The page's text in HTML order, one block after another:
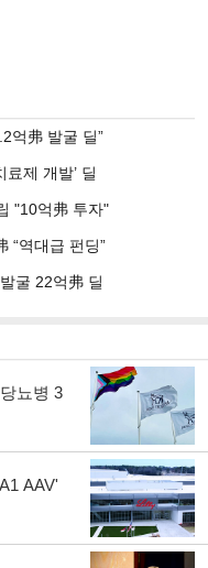
억弗 발굴 딜”
료제 개발’ 딜
"10억弗 투자"
“역대급 펀딩”
굴 22억弗 딜
뇨병 3
AAV'